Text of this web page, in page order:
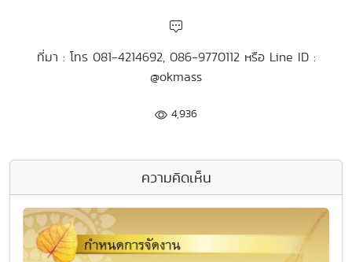
ที่มา : โทร 081-4214692, 086-9770112 หรือ Line ID :
@okmass
4,936
ความคิดเห็น